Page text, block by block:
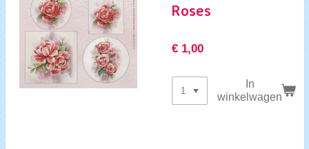
Roses
€ 1,00
In
winkelwagen